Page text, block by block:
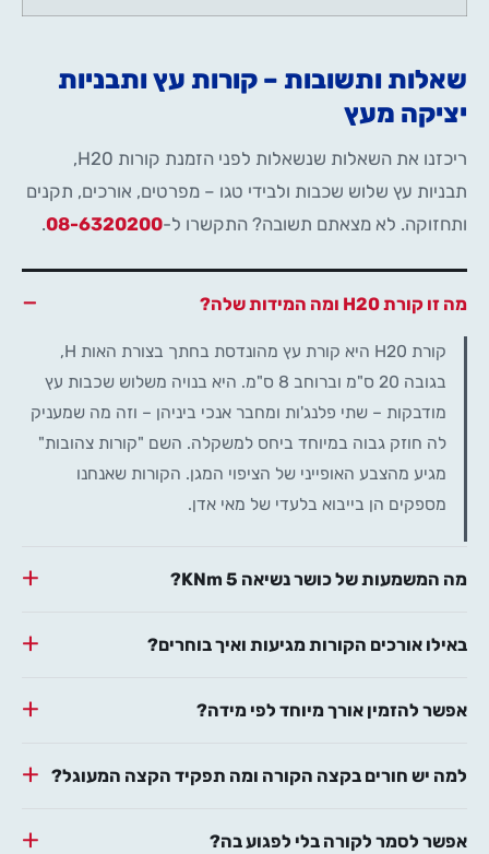
שאלות ותשובות – קורות עץ ותבניות
יציקה מעץ
ריכזנו את השאלות שנשאלות לפני הזמנת קורות H20,
תבניות עץ שלוש שכבות ולבידי טגו – מפרטים, אורכים, תקנים
ותחזוקה. לא מצאתם תשובה? התקשרו ל-08-6320200
.
מה זו קורת H20 ומה המידות שלה?
קורת H20 היא קורת עץ מהונדסת בחתך בצורת האות H,
בגובה 20 ס"מ וברוחב 8 ס"מ. היא בנויה משלוש שכבות עץ
מודבקות – שתי פלנג'ות ומחבר אנכי ביניהן – וזה מה שמעניק
לה חוזק גבוה במיוחד ביחס למשקלה. השם "קורות צהובות"
מגיע מהצבע האופייני של הציפוי המגן. הקורות שאנחנו
מספקים הן בייבוא בלעדי של מאי אדן.
מה המשמעות של כושר נשיאה 5 KNm?
באילו אורכים הקורות מגיעות ואיך בוחרים?
אפשר להזמין אורך מיוחד לפי מידה?
למה יש חורים בקצה הקורה ומה תפקיד הקצה המעוגל?
אפשר לסמר לקורה בלי לפגוע בה?